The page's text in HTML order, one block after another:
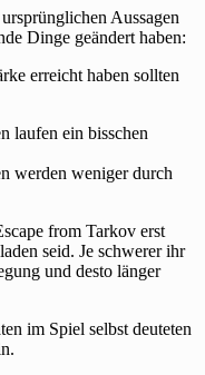
Aussagen
Dinge geändert haben:
erreicht haben sollten
laufen ein bisschen
werden weniger durch
from Tarkov erst
seid. Je schwerer ihr
und desto länger
im Spiel selbst deuteten